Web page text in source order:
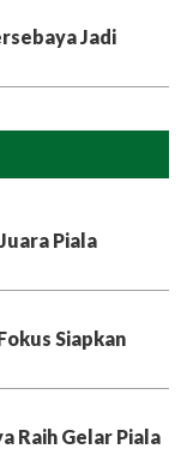
Jadi
Piala
Siapkan
Raih Gelar Piala